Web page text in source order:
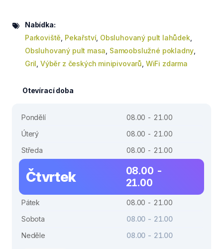
Nabídka:
Parkoviště Pekařství, Obsluhovaný pult lahůdek,
Obsluhovaný pult masa Samoobslužné pokladny
Gril Výběr z českých minipivovarů WiFi zdarma
Otevírací doba
Pondělí
08.00 - 21.00
Úterý
08.00 - 21.00
Středa
08.00 - 21.00
Čtvrtek
08.00 -
21.00
Pátek
08.00 - 21.00
Sobota
08.00 - 21.00
Neděle
08.00 - 21.00